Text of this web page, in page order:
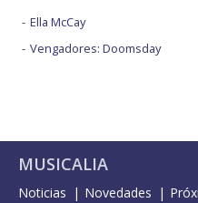
Ella McCay
Vengadores: Doomsday
MUSICALIA
Noticias Novedades